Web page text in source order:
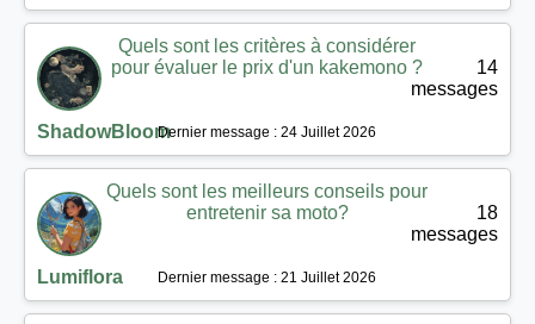
Quels sont les critères à considérer
pour évaluer le prix d'un kakemono ?
ShadowBloom
14
messages
Dernier message : 24 Juillet 2026
Quels sont les meilleurs conseils pour
entretenir sa moto?
Lumiflora
18
messages
Dernier message : 21 Juillet 2026